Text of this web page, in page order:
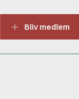
Bliv medlem